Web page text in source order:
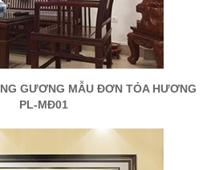
GƯƠNG MẪU ĐƠN TỎA HƯƠNG
PL-MĐ01